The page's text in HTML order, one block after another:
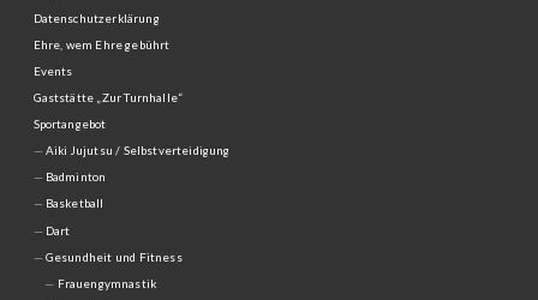
Datenschutzerklärung
Ehre, wem Ehre gebührt
Events
Gaststätte „Zur Turnhalle“
Sportangebot
Aiki Jujutsu / Selbstverteidigung
Badminton
Basketball
Dart
Gesundheit und Fitness
Frauengymnastik